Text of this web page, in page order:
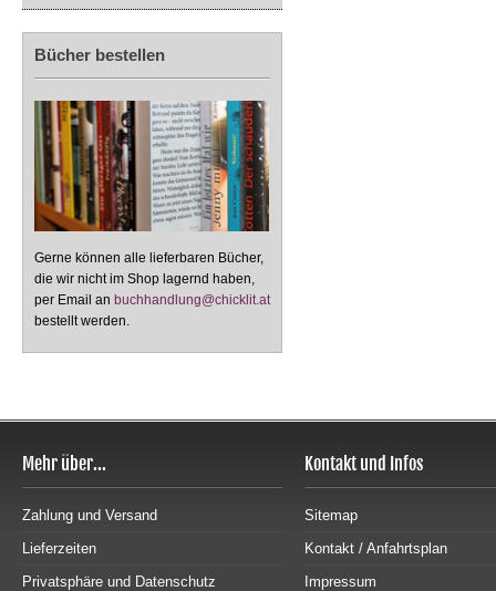
Bücher bestellen
Gerne können alle lieferbaren Bücher,
die wir nicht im Shop lagernd haben,
per Email an buchhandlung@chicklit.at
bestellt werden.
Mehr über...
Zahlung und Versand
Lieferzeiten
Privatsphäre und Datenschutz
Kontakt und Infos
Sitemap
Kontakt / Anfahrtsplan
Impressum